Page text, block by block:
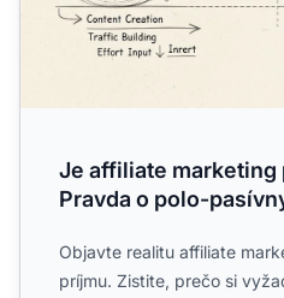
Je affiliate marketing
Pravda o polo-
Objavte realitu affiliate
príjmu. Zistite, prečo si